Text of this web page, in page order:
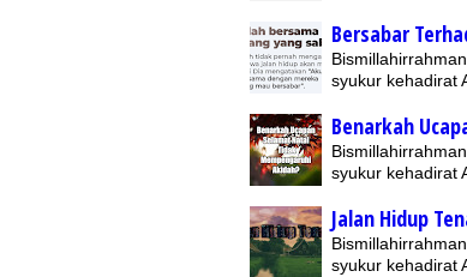
Bersabar
syukur kehadirat
Benarkah
syukur kehadirat
Jalan Hidup
syukur kehadirat